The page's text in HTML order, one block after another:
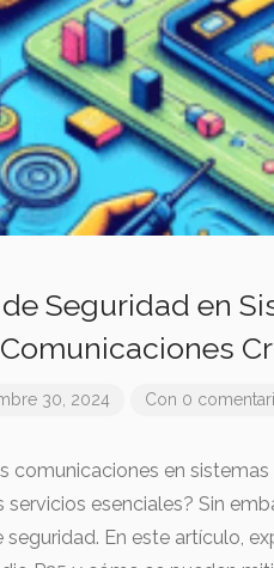
Seguridad en
30, 2024 Con 0
comunicaciones en
servicios esenciales? Sin
seguridad. En este artículo,